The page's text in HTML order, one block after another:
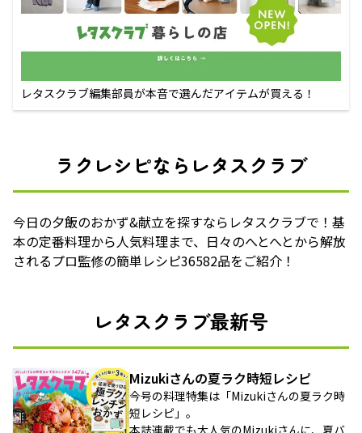
レタスクラブ編集部員が本音で選んだアイテムが買える！
ラクレシピならレタスクラブ
今日の夕飯のおかず&献立を探すならレタスクラブで！基
本の定番料理から人気料理まで、日々のへとへとから解放
されるプロ監修の簡単レシピ36582品をご紹介！
レタスクラブ最新号
Mizukiさんの夏ラク時短レシピ
今号の料理特集は「Mizukiさんの夏ラク時
短レシピ」。